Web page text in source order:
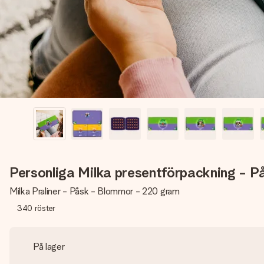
Personliga Milka presentförpackning -
Milka Praliner - Påsk - Blommor - 220 gram
340 röster
På lager